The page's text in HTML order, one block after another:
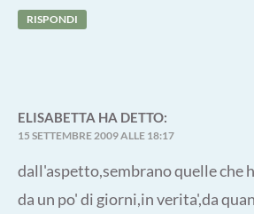
RISPONDI
ELISABETTA HA DETTO:
15 SETTEMBRE 2009 ALLE 18:17
dall'aspetto,sembrano quelle che
da un po' di giorni,in verita',da